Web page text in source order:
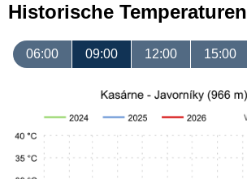
Historische Temperaturen
06:00 09:00 12:00 15:00